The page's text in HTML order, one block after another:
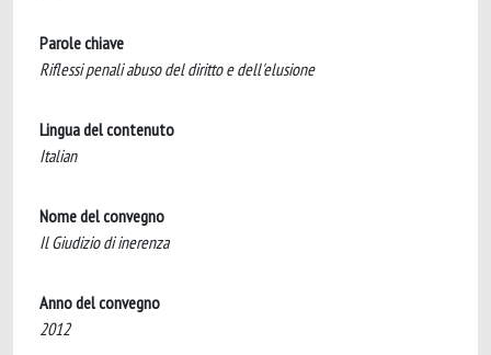
Parole chiave
Riflessi penali abuso del diritto e dell'elusione
Lingua del contenuto
Italian
Nome del convegno
Il Giudizio di inerenza
Anno del convegno
2012